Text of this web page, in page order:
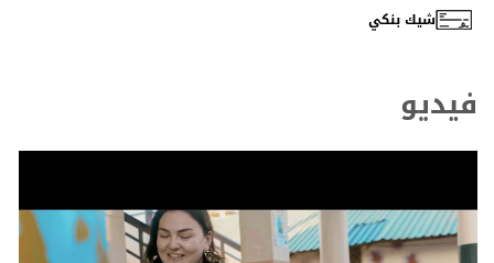
شيك بنكي
فيديو